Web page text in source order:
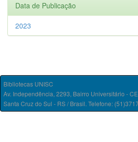
Data de Publicação
2023
Bibliotecas UNISC
Av. Independência, 2293, Bairro Universitário -
Santa Cruz do Sul - RS / Brasil. Telefone: